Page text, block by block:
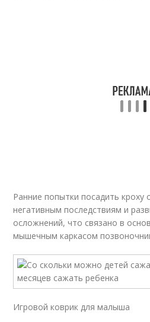
Ранние попытки посадить кроху
негативным последствиям и
осложнений, что связано в
мышечным каркасом
Игровой коврик для малыша